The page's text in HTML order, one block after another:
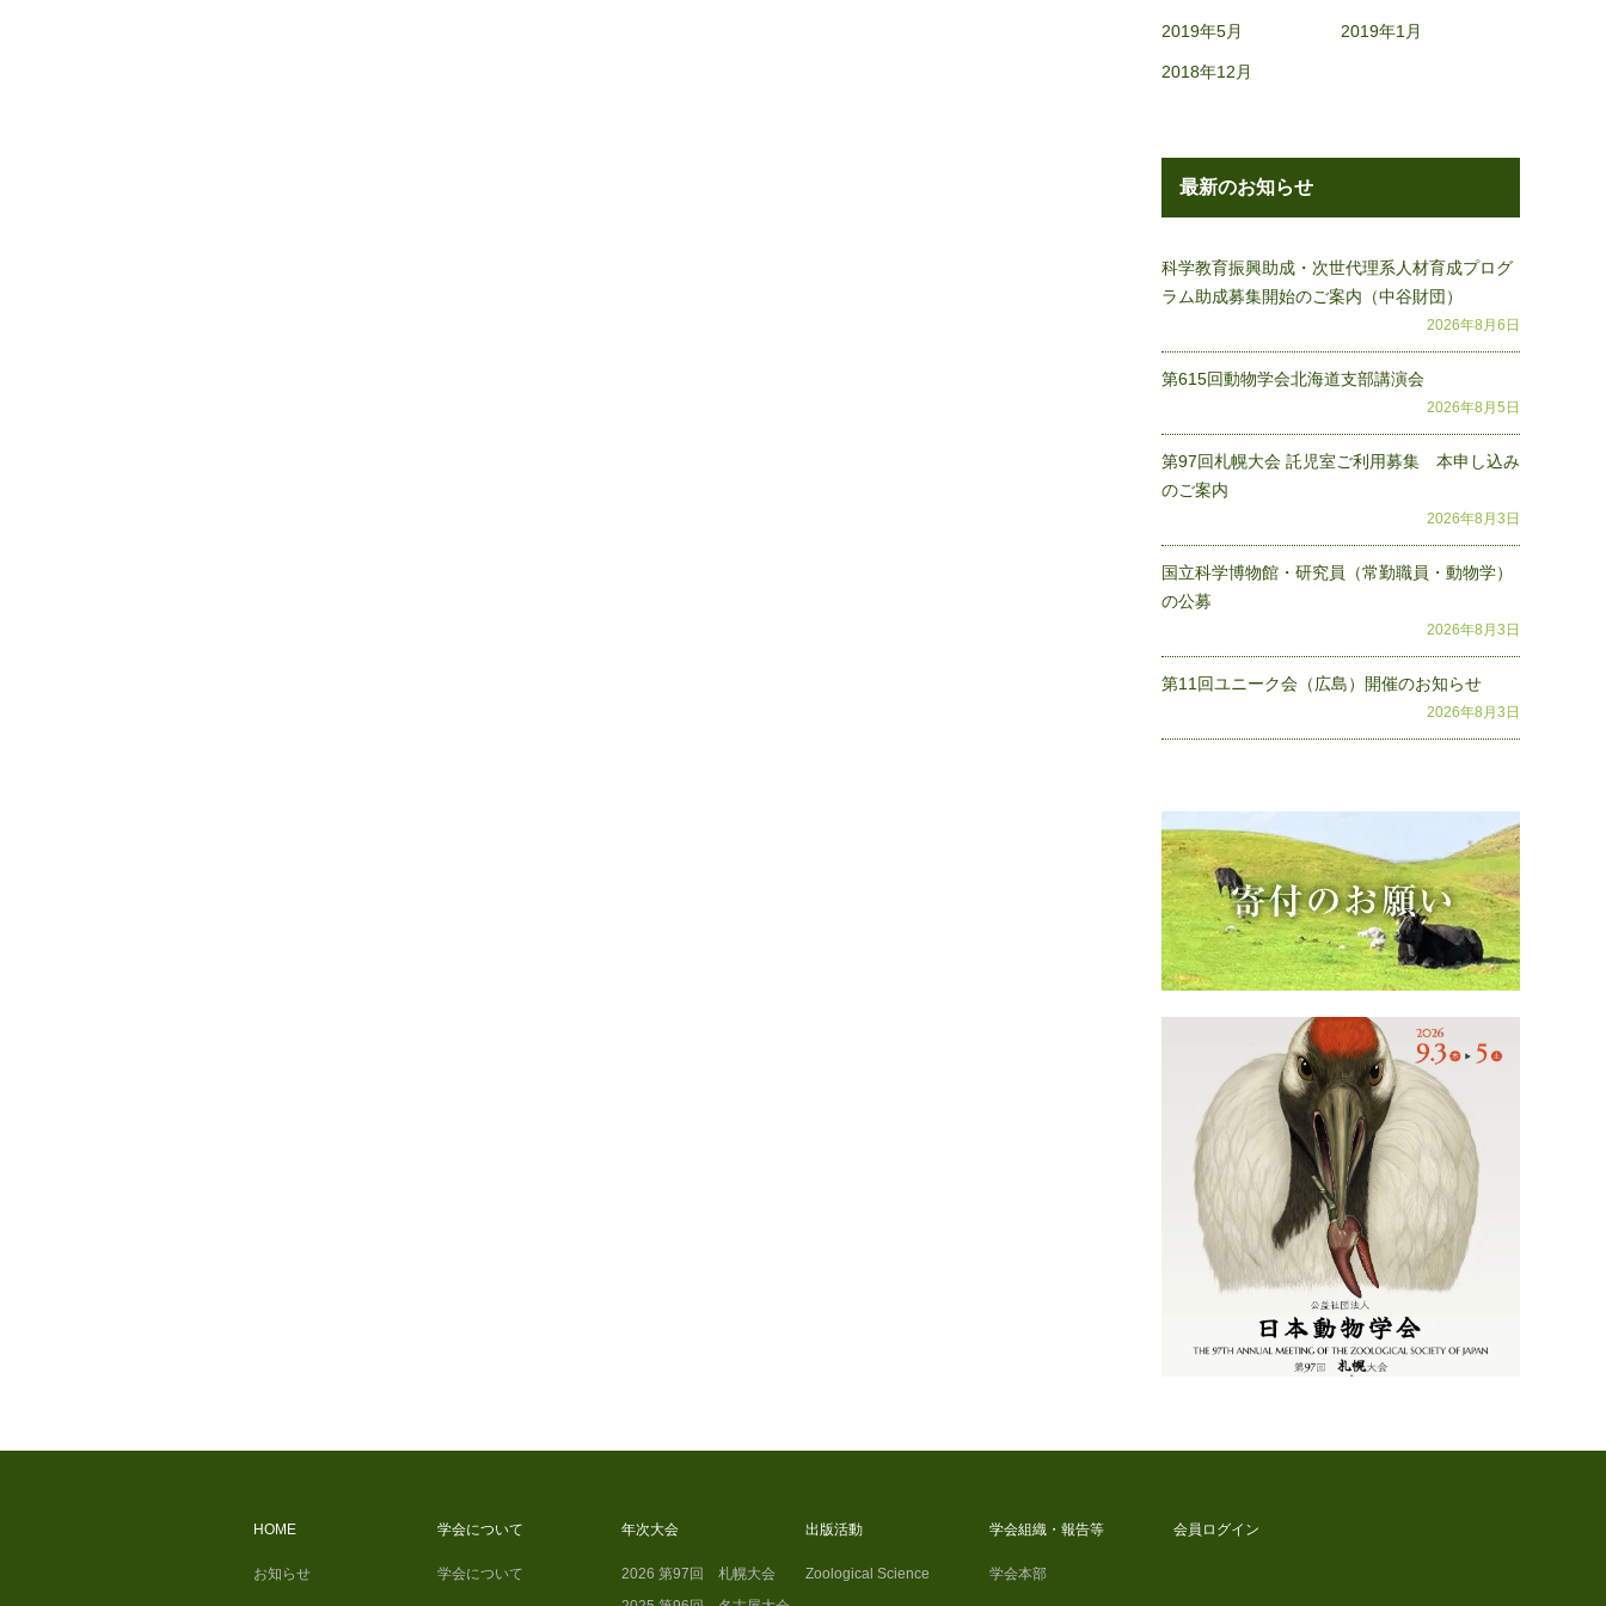
2019年5月 2019年1月
2018年12月
最新のお知らせ
科学教育振興助成・次世代理系人材育成プログ
ラム助成募集開始のご案内（中谷財団）
2026年8月6日
第615回動物学会北海道支部講演会
2026年8月5日
第97回札幌大会 託児室ご利用募集 本申し込み
のご案内
2026年8月3日
国立科学博物館・研究員（常勤職員・動物学）
の公募
2026年8月3日
第11回ユニーク会（広島）開催のお知らせ
2026年8月3日
HOME
お知らせ
学会について
学会について
年次大会
2026 第97回 札幌大会
出版活動
Zoological Science
学会組織・報告等
学会本部
会員ログイン